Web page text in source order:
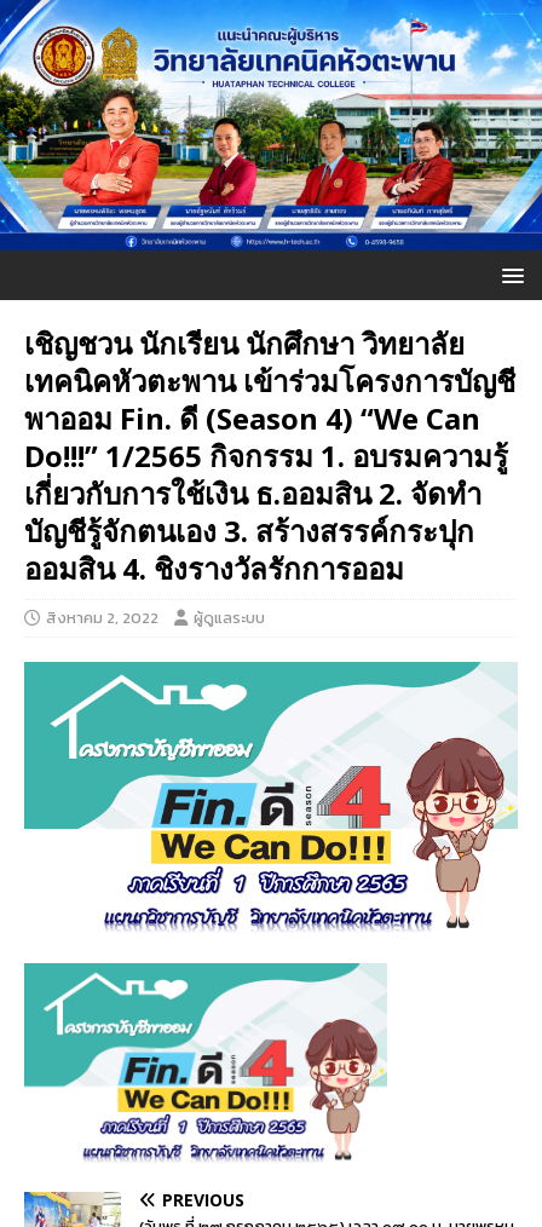
เชิญชวน นักเรียน นักศึกษา วิทยาลัย
เทคนิคหัวตะพาน เข้าร่วมโครงการบัญชี
พาออม Fin. ดี (Season 4) “We Can
Do!!!” 1/2565 กิจกรรม 1. อบรมความรู้
เกี่ยวกับการใช้เงิน ธ.ออมสิน 2. จัดทำ
บัญชีรู้จักตนเอง 3. สร้างสรรค์กระปุก
ออมสิน 4. ชิงรางวัลรักการออม
สิงหาคม 2, 2022 ผู้ดูแลระบบ
PREVIOUS